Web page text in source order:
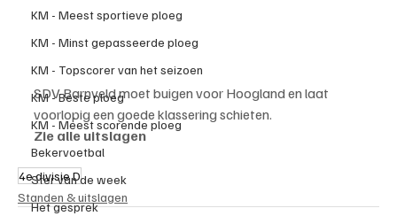
KM - Meest sportieve ploeg
KM - Minst gepasseerde ploeg
KM - Topscorer van het seizoen
KM - Beste ploeg
KM - Meest scorende ploeg
Bekervoetbal
Ster van de week
Het gesprek
SDV Barnveld moet buigen voor Hoogland en laat
voorlopig een goede klassering schieten.
Zie alle uitslagen
4e divisie D
Standen & uitslagen